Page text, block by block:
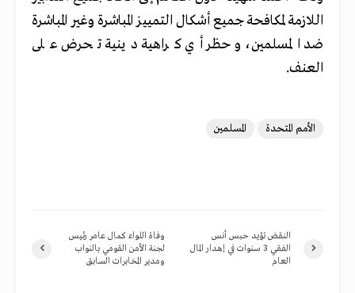
اللازمة لمكافحة جميع أشكال التمييز المباشرة وغير المباشرة
ضد المسلمين، وحظر أي كراهية دينية تحرض على
العنف.
الأمم المتحدة المسلمين
وفاة اللواء كمال عامر رئيس
لجنة الأمن القومي بالنواب
ومدير المخابرات السابق
النقض تؤيد حبس أنس
الفقي 3 سنوات في إهدار المال
العام